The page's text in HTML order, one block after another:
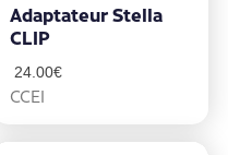
Adaptateur Stella
CLIP
24.00€
CCEI